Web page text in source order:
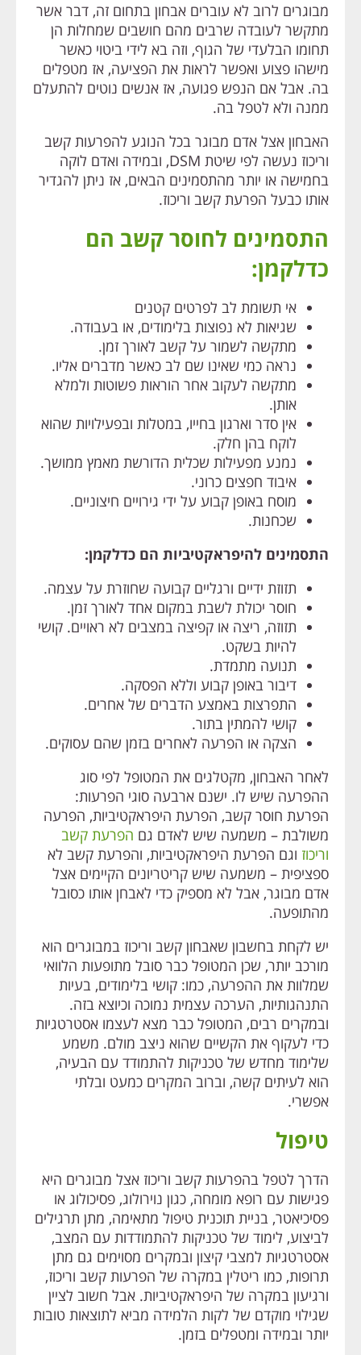
מבוגרים לרוב לא עוברים אבחון בתחום זה, דבר אשר
מתקשר לעובדה שרבים מהם חושבים שמחלות הן
תחומו הבלעדי של הגוף, וזה בא לידי ביטוי כאשר
מישהו פצוע ואפשר לראות את הפציעה, אז מטפלים
בה. אבל אם הנפש פגועה, אז אנשים נוטים להתעלם
ממנה ולא לטפל בה.
האבחון אצל אדם מבוגר בכל הנוגע להפרעות קשב
וריכוז נעשה לפי שיטת DSM, ובמידה ואדם לוקה
בחמישה או יותר מהתסמינים הבאים, אז ניתן להגדיר
אותו כבעל הפרעת קשב וריכוז.
התסמינים לחוסר קשב הם
כדלקמן:
אי תשומת לב לפרטים קטנים
שגיאות לא נפוצות בלימודים, או בעבודה.
מתקשה לשמור על קשב לאורך זמן.
נראה כמי שאינו שם לב כאשר מדברים אליו.
מתקשה לעקוב אחר הוראות פשוטות ולמלא
אותן.
אין סדר וארגון בחייו, במטלות ובפעילויות שהוא
לוקח בהן חלק.
נמנע מפעילות שכלית הדורשת מאמץ ממושך.
איבוד חפצים כרוני.
מוסח באופן קבוע על ידי גירויים חיצוניים.
שכחנות.
התסמינים להיפראקטיביות הם כדלקמן:
תזוזת ידיים ורגליים קבועה שחוזרת על עצמה.
חוסר יכולת לשבת במקום אחד לאורך זמן.
תזוזה, ריצה או קפיצה במצבים לא ראויים. קושי
להיות בשקט.
תנועה מתמדת.
דיבור באופן קבוע וללא הפסקה.
התפרצות באמצע הדברים של אחרים.
קושי להמתין בתור.
הצקה או הפרעה לאחרים בזמן שהם עסוקים.
לאחר האבחון, מקטלגים את המטופל לפי סוג
ההפרעה שיש לו. ישנם ארבעה סוגי הפרעות:
הפרעת חוסר קשב, הפרעת היפראקטיביות, הפרעה
משולבת – משמעה שיש לאדם גם הפרעת קשב
וריכוז וגם הפרעת היפראקטיביות, והפרעת קשב לא
ספציפית – משמעה שיש קריטריונים הקיימים אצל
אדם מבוגר, אבל לא מספיק כדי לאבחן אותו כסובל
מהתופעה.
יש לקחת בחשבון שאבחון קשב וריכוז במבוגרים הוא
מורכב יותר, שכן המטופל כבר סובל מתופעות הלוואי
שמלוות את ההפרעה, כמו: קושי בלימודים, בעיות
התנהגותיות, הערכה עצמית נמוכה וכיוצא בזה.
ובמקרים רבים, המטופל כבר מצא לעצמו אסטרטגיות
כדי לעקוף את הקשיים שהוא ניצב מולם. משמע
שלימוד מחדש של טכניקות להתמודד עם הבעיה,
הוא לעיתים קשה, וברוב המקרים כמעט ובלתי
אפשרי.
טיפול
הדרך לטפל בהפרעות קשב וריכוז אצל מבוגרים היא
פגישות עם רופא מומחה, כגון נוירולוג, פסיכולוג או
פסיכיאטר, בניית תוכנית טיפול מתאימה, מתן תרגילים
לביצוע, לימוד של טכניקות להתמודדות עם המצב,
אסטרטגיות למצבי קיצון ובמקרים מסוימים גם מתן
תרופות, כמו ריטלין במקרה של הפרעות קשב וריכוז,
ורגיעון במקרה של היפראקטיביות. אבל חשוב לציין
שגילוי מוקדם של לקות הלמידה מביא לתוצאות טובות
יותר ובמידה ומטפלים בזמן.